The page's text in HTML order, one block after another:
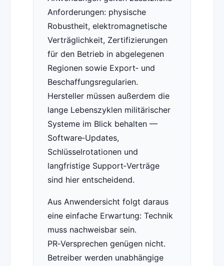
Anforderungen: physische
Robustheit, elektromagnetische
Verträglichkeit, Zertifizierungen
für den Betrieb in abgelegenen
Regionen sowie Export‑ und
Beschaffungsregularien.
Hersteller müssen außerdem die
lange Lebenszyklen militärischer
Systeme im Blick behalten —
Software‑Updates,
Schlüsselrotationen und
langfristige Support‑Verträge
sind hier entscheidend.
Aus Anwendersicht folgt daraus
eine einfache Erwartung: Technik
muss nachweisbar sein.
PR‑Versprechen genügen nicht.
Betreiber werden unabhängige